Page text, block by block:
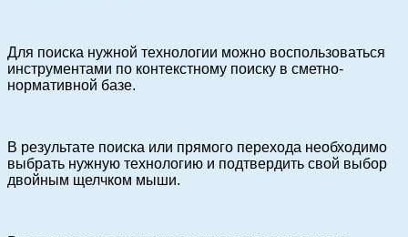
Для поиска нужной технологии можно воспользоваться
инструментами по контекстному поиску в сметно-
нормативной базе.
В результате поиска или прямого перехода необходимо
выбрать нужную технологию и подтвердить свой выбор
двойным щелчком мыши.